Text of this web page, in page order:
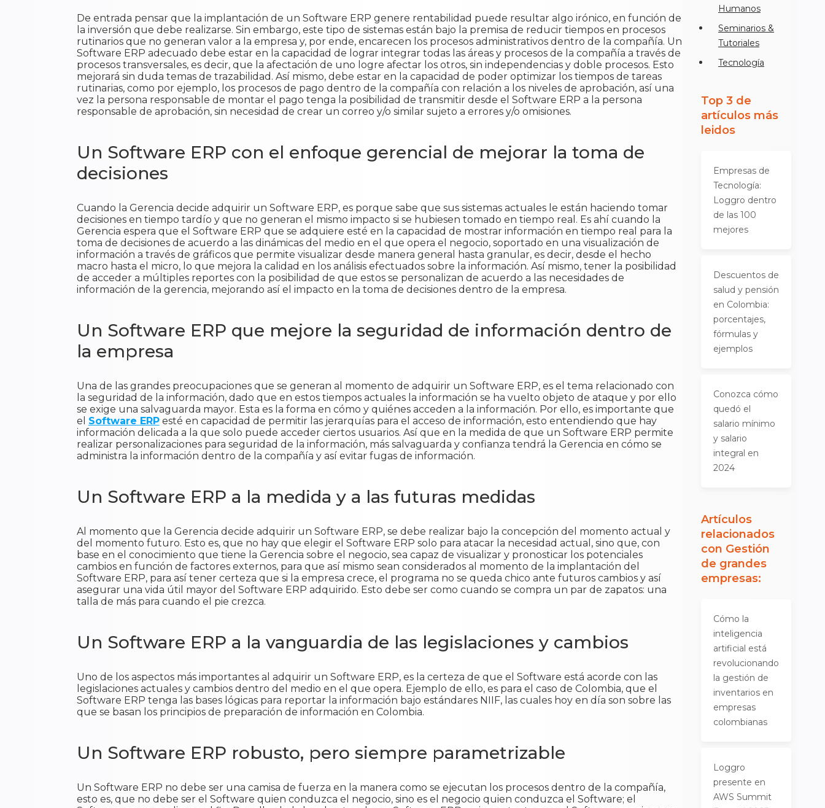
De entrada pensar que la implantación de un Software ERP genere rentabilidad puede resultar algo irónico, en función de
la inversión que debe realizarse. Sin embargo, este tipo de sistemas están bajo la premisa de reducir tiempos en procesos
rutinarios que no generan valor a la empresa y, por ende, encarecen los procesos administrativos dentro de la compañía. Un
Software ERP adecuado debe estar en la capacidad de lograr integrar todas las áreas y procesos de la compañía a través de
procesos transversales, es decir, que la afectación de uno logre afectar los otros, sin independencias y doble procesos. Esto
mejorará sin duda temas de trazabilidad. Así mismo, debe estar en la capacidad de poder optimizar los tiempos de tareas
rutinarias, como por ejemplo, los procesos de pago dentro de la compañía con relación a los niveles de aprobación, así una
vez la persona responsable de montar el pago tenga la posibilidad de transmitir desde el Software ERP a la persona
responsable de aprobación, sin necesidad de crear un correo y/o similar sujeto a errores y/o omisiones.
Un Software ERP con el enfoque gerencial de mejorar la toma de
decisiones
Cuando la Gerencia decide adquirir un Software ERP, es porque sabe que sus sistemas actuales le están haciendo tomar
decisiones en tiempo tardío y que no generan el mismo impacto si se hubiesen tomado en tiempo real. Es ahí cuando la
Gerencia espera que el Software ERP que se adquiere esté en la capacidad de mostrar información en tiempo real para la
toma de decisiones de acuerdo a las dinámicas del medio en el que opera el negocio, soportado en una visualización de
información a través de gráficos que permite visualizar desde manera general hasta granular, es decir, desde el hecho
macro hasta el micro, lo que mejora la calidad en los análisis efectuados sobre la información. Así mismo, tener la posibilidad
de acceder a múltiples reportes con la posibilidad de que estos se personalizan de acuerdo a las necesidades de
información de la gerencia, mejorando así el impacto en la toma de decisiones dentro de la empresa.
Un Software ERP que mejore la seguridad de información dentro de
la empresa
Una de las grandes preocupaciones que se generan al momento de adquirir un Software ERP, es el tema relacionado con
la seguridad de la información, dado que en estos tiempos actuales la información se ha vuelto objeto de ataque y por ello
se exige una salvaguarda mayor. Esta es la forma en cómo y quiénes acceden a la información. Por ello, es importante que
el Software ERPesté en capacidad de permitir las jerarquías para el acceso de información, esto entendiendo que hay
información delicada a la que solo puede acceder ciertos usuarios. Así que en la medida de que un Software ERP permite
realizar personalizaciones para seguridad de la información, más salvaguarda y confianza tendrá la Gerencia en cómo se
administra la información dentro de la compañía y así evitar fugas de información.
Un Software ERP a la medida y a las futuras medidas
Al momento que la Gerencia decide adquirir un Software ERP, se debe realizar bajo la concepción del momento actual y
del momento futuro. Esto es, que no hay que elegir el Software ERP solo para atacar la necesidad actual, sino que, con
base en el conocimiento que tiene la Gerencia sobre el negocio, sea capaz de visualizar y pronosticar los potenciales
cambios en función de factores externos, para que así mismo sean considerados al momento de la implantación del
Software ERP, para así tener certeza que si la empresa crece, el programa no se queda chico ante futuros cambios y así
asegurar una vida útil mayor del Software ERP adquirido. Esto debe ser como cuando se compra un par de zapatos: una
talla de más para cuando el pie crezca.
Un Software ERP a la vanguardia de las legislaciones y cambios
Uno de los aspectos más importantes al adquirir un Software ERP, es la certeza de que el Software está acorde con las
legislaciones actuales y cambios dentro del medio en el que opera. Ejemplo de ello, es para el caso de Colombia, que el
Software ERP tenga las bases lógicas para reportar la información bajo estándares NIIF, las cuales hoy en día son sobre las
que se basan los principios de preparación de información en Colombia.
Un Software ERP robusto, pero siempre parametrizable
Un Software ERP no debe ser una camisa de fuerza en la manera como se ejecutan los procesos dentro de la compañía,
esto es, que no debe ser el Software quien conduzca el negocio, sino es el negocio quien conduzca el Software; el
Humanos
Seminarios &
Tutoriales
Tecnología
Top 3 de
artículos más
leidos
Empresas de
Tecnología:
Loggro dentro
de las 100
mejores
Descuentos de
salud y pensión
en Colombia:
porcentajes,
fórmulas y
ejemplos
Conozca cómo
quedó el
salario mínimo
y salario
integral en
2024
Artículos
relacionados
con Gestión
de grandes
empresas:
Cómo la
inteligencia
artificial está
revolucionando
la gestión de
inventarios en
empresas
colombianas
Loggro
presente en
AWS Summit